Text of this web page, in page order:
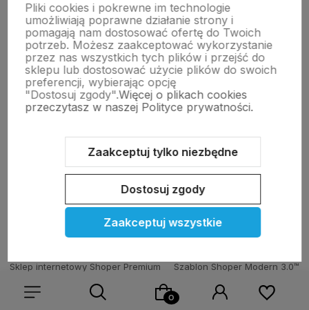
Moje konto
Pomoc
KOLEKCJE
Nasze marki
Sklep internetowy Shoper Premium
Szablon Shoper Modern 3.0™
Pliki cookies i pokrewne im technologie
umożliwiają poprawne działanie strony i
pomagają nam dostosować ofertę do Twoich
potrzeb. Możesz zaakceptować wykorzystanie
przez nas wszystkich tych plików i przejść do
sklepu lub dostosować użycie plików do swoich
preferencji, wybierając opcję
"Dostosuj zgody".Więcej o plikach cookies
przeczytasz w naszej Polityce prywatności.
Zaakceptuj tylko niezbędne
Dostosuj zgody
Zaakceptuj wszystkie